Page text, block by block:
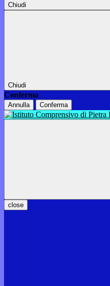
Chiudi
Chiudi
Conferma
Annulla Conferma
close